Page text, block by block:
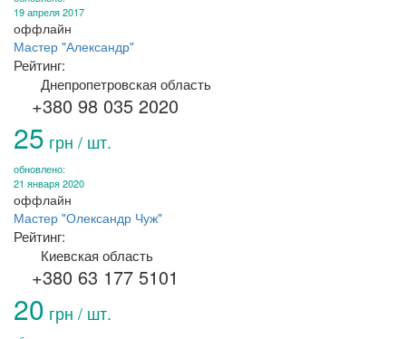
19 апреля 2017
оффлайн
Мастер "Александр"
Рейтинг:
Днепропетровская область
+380 98 035 2020
25 грн / шт.
обновлено:
21 января 2020
оффлайн
Мастер "Олександр Чуж"
Рейтинг:
Киевская область
+380 63 177 5101
20 грн / шт.